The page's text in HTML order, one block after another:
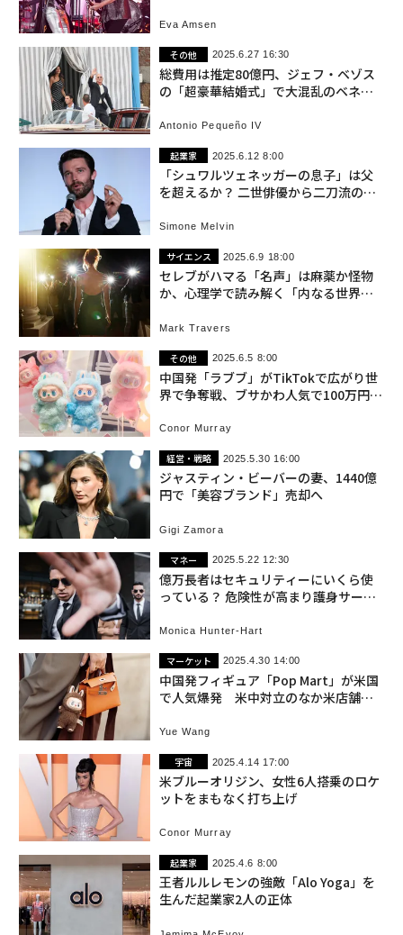
Eva Amsen
その他 2025.6.27 16:30
総費用は推定80億円、ジェフ・ベゾス
の「超豪華結婚式」で大混乱のベネチ
Antonio Pequeño IV
起業家 2025.6.12 8:00
「シュワルツェネッガーの息子」は父
を超えるか？ 二世俳優から二刀流の経
Simone Melvin
サイエンス 2025.6.9 18:00
セレブがハマる「名声」は麻薬か怪物
か、心理学で読み解く「内なる世界の4
Mark Travers
その他 2025.6.5 8:00
中国発「ラブブ」がTikTokで広がり世
界で争奪戦、ブサかわ人気で100万円で
Conor Murray
経営・戦略 2025.5.30 16:00
ジャスティン・ビーバーの妻、1440億
円で「美容ブランド」売却へ
Gigi Zamora
マネー 2025.5.22 12:30
億万長者はセキュリティーにいくら使
っている？ 危険性が高まり護身サービ
Monica Hunter-Hart
マーケット 2025.4.30 14:00
中国発フィギュア「Pop Mart」が米国
で人気爆発 米中対立のなか米店舗に
Yue Wang
宇宙 2025.4.14 17:00
米ブルーオリジン、女性6人搭乗のロケ
ットをまもなく打ち上げ
Conor Murray
起業家 2025.4.6 8:00
王者ルルレモンの強敵「Alo Yoga」を
生んだ起業家2人の正体